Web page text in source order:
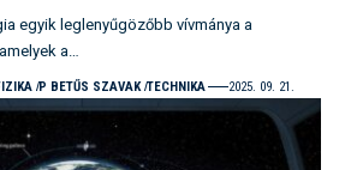
egyik leglenyűgözőbb vívmánya a
a…
P BETŰS SZAVAK TECHNIKA 2025. 09. 21.